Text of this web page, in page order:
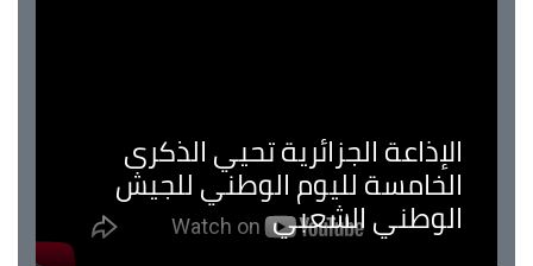
الإذاعة الجزائرية تحيي الذكرى
الخامسة لليوم الوطني للجيش
الوطني الشعبي